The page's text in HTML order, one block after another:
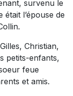
survenu le
était l’épouse de
Christian,
petits-enfants,
feue
et amis.